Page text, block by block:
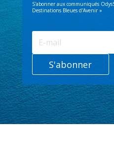
S'abonner aux communiqués
Destinations Bleues d'Avenir »
S'abonner